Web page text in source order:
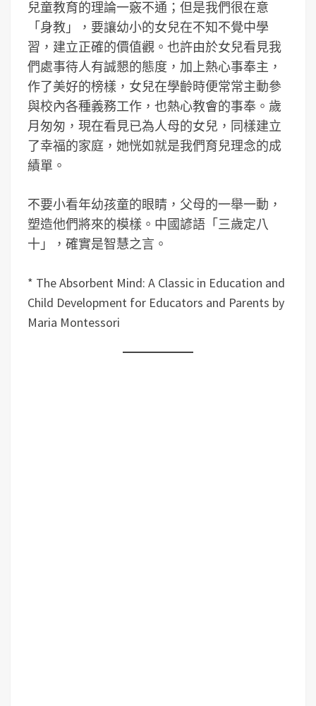
兒童教育的理論一竅不通；但是我們很在意
「身教」，要讓幼小的女兒在不知不覺中學
習，建立正確的價值觀。也許由於女兒看見我
們處事待人有誠懇的態度，加上熱心事奉主，
作了美好的榜樣，女兒在學齡時便常常主動參
與校內各種義務工作，也熱心教會的事奉。歲
月匆匆，現在看見已為人母的女兒，同樣建立
了幸福的家庭，她恍如就是我們育兒理念的成
績單。
不要小看年幼孩童的眼睛，父母的一舉一動，
塑造他們將來的模樣。中國諺語「三歲定八
十」，確實是智慧之言。
* The Absorbent Mind: A Classic in Education and
Child Development for Educators and Parents by
Maria Montessori